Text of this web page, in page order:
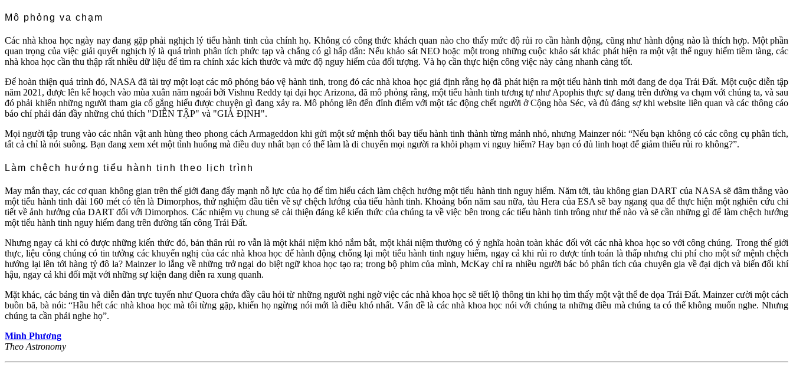
Mô phỏng va chạm
Các nhà khoa học ngày nay đang gặp phải nghịch lý tiểu hành tinh của chính họ. Không có công thức khách quan nào cho thấy mức độ rủi ro cần hành động, cũng như hành động nào là thích hợp. Một phần
quan trọng của việc giải quyết nghịch lý là quá trình phân tích phức tạp và chẳng có gì hấp dẫn: Nếu khảo sát NEO hoặc một trong những cuộc khảo sát khác phát hiện ra một vật thể nguy hiểm tiềm tàng, các
nhà khoa học cần thu thập rất nhiều dữ liệu để tìm ra chính xác kích thước và mức độ nguy hiểm của đối tượng. Và họ cần thực hiện công việc này càng nhanh càng tốt.
Để hoàn thiện quá trình đó, NASA đã tài trợ một loạt các mô phỏng bảo vệ hành tinh, trong đó các nhà khoa học giả định rằng họ đã phát hiện ra một tiểu hành tinh mới đang đe dọa Trái Đất. Một cuộc diễn tập
năm 2021, được lên kế hoạch vào mùa xuân năm ngoái bởi Vishnu Reddy tại đại học Arizona, đã mô phỏng rằng, một tiểu hành tinh tương tự như Apophis thực sự đang trên đường va chạm với chúng ta, và sau
đó phải khiến những người tham gia cố gắng hiểu được chuyện gì đang xảy ra. Mô phỏng lên đến đỉnh điểm với một tác động chết người ở Cộng hòa Séc, và đủ đáng sợ khi website liên quan và các thông cáo
báo chí phải dán đầy những chú thích "DIỄN TẬP" và "GIẢ ĐỊNH".
Mọi người tập trung vào các nhân vật anh hùng theo phong cách Armageddon khi gửi một sứ mệnh thổi bay tiểu hành tinh thành từng mảnh nhỏ, nhưng Mainzer nói: “Nếu bạn không có các công cụ phân tích,
tất cả chỉ là nói suông. Bạn đang xem xét một tình huống mà điều duy nhất bạn có thể làm là di chuyển mọi người ra khỏi phạm vi nguy hiểm? Hay bạn có đủ linh hoạt để giảm thiểu rủi ro không?”.
Làm chệch hướng tiểu hành tinh theo lịch trình
May mắn thay, các cơ quan không gian trên thế giới đang đẩy mạnh nỗ lực của họ để tìm hiểu cách làm chệch hướng một tiểu hành tinh nguy hiểm. Năm tới, tàu không gian DART của NASA sẽ đâm thẳng vào
một tiểu hành tinh dài 160 mét có tên là Dimorphos, thử nghiệm đầu tiên về sự chệch lướng của tiểu hành tinh. Khoảng bốn năm sau nữa, tàu Hera của ESA sẽ bay ngang qua để thực hiện một nghiên cứu chi
tiết về ảnh hưởng của DART đối với Dimorphos. Các nhiệm vụ chung sẽ cải thiện đáng kể kiến thức của chúng ta về việc bên trong các tiểu hành tinh trông như thế nào và sẽ cần những gì để làm chệch hướng
một tiểu hành tinh nguy hiểm đang trên đường tấn công Trái Đất.
Nhưng ngay cả khi có được những kiến thức đó, bản thân rủi ro vẫn là một khái niệm khó nắm bắt, một khái niệm thường có ý nghĩa hoàn toàn khác đối với các nhà khoa học so với công chúng. Trong thế giới
thực, liệu công chúng có tin tưởng các khuyến nghị của các nhà khoa học để hành động chống lại một tiểu hành tinh nguy hiểm, ngay cả khi rủi ro được tính toán là thấp nhưng chi phí cho một sứ mệnh chệch
hướng lại lên tới hàng tỷ đô la? Mainzer lo lắng về những trở ngại do biệt ngữ khoa học tạo ra; trong bộ phim của mình, McKay chỉ ra nhiều người bác bỏ phân tích của chuyên gia về đại dịch và biến đổi khí
hậu, ngay cả khi đối mặt với những sự kiện đang diễn ra xung quanh.
Mặt khác, các bảng tin và diễn đàn trực tuyến như Quora chứa đầy câu hỏi từ những người nghi ngờ việc các nhà khoa học sẽ tiết lộ thông tin khi họ tìm thấy một vật thể đe dọa Trái Đất. Mainzer cười một cách
buồn bã, bà nói: “Hầu hết các nhà khoa học mà tôi từng gặp, khiến họ ngừng nói mới là điều khó nhất. Vấn đề là các nhà khoa học nói với chúng ta những điều mà chúng ta có thể không muốn nghe. Nhưng
chúng ta cần phải nghe họ”.
Minh Phương
Theo Astronomy